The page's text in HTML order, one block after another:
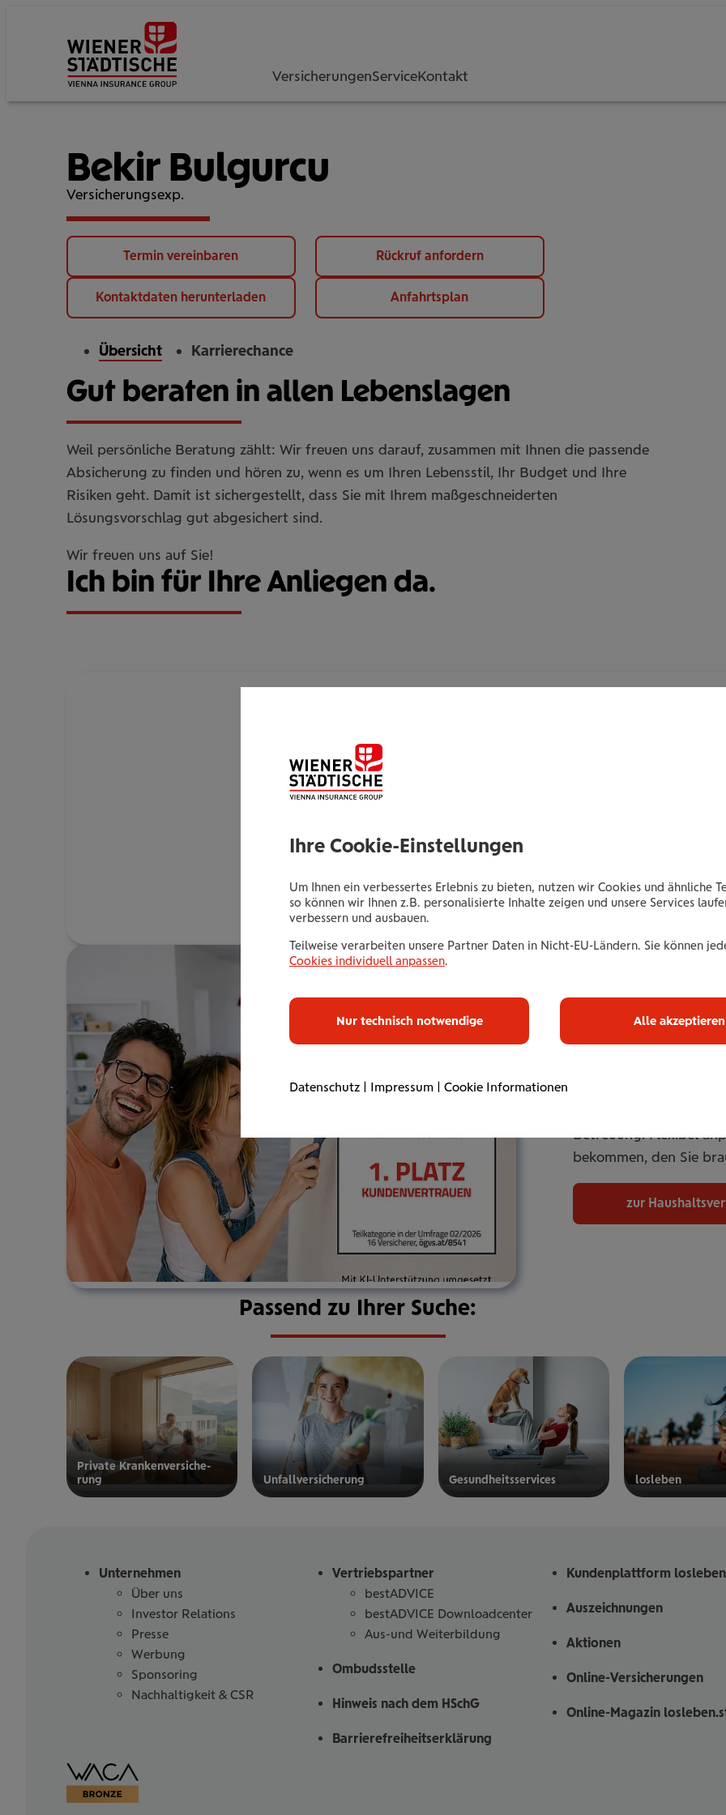
VersicherungenServiceKontakt
Bekir Bulgurcu
Versicherungsexp.
Termin vereinbaren Rückruf anfordern
Kontaktdaten herunterladen Anfahrtsplan
Übersicht Karrierechance
Gut beraten in allen Lebenslagen
Weil persönliche Beratung zählt: Wir freuen uns darauf, zusammen mit Ihnen die passende
Absicherung zu finden und hören zu, wenn es um Ihren Lebensstil, Ihr Budget und Ihre
Risiken geht. Damit ist sichergestellt, dass Sie mit Ihrem maßgeschneiderten
Lösungsvorschlag gut abgesichert sind.
Wir freuen uns auf Sie!
Ich bin für Ihre Anliegen da.
Mobil:+436646013941997
E-Mail:b.bulgurcu@wienerstaedtische.at
Mit unserer
umfassend ab.
Betreuung. Flexibel
bekommen, den Sie
zur
Passend zu Ihrer Suche:
Private Kran­ken­­­ver­si­che­
rung
zur privaten
Unfall­ver­si­che­rung Gesund­heits­ser­vices los­le­ben
Unternehmen
Über uns
Investor Relations
Presse
Werbung
Sponsoring
Nachhaltigkeit & CSR
Vertriebspartner
bestADVICE
bestADVICE Downloadcenter
Aus-und Weiterbildung
Ombudsstelle
Hinweis nach dem HSchG
Barrierefreiheitserklärung
Kundenplattform losleben
Auszeichnungen
Aktionen
Online-Versicherungen
Online-Magazin
Barrierefreiheitserklärung
Ihre Cookie-Einstellungen
Um Ihnen ein verbessertes Erlebnis zu bieten, nutzen wir Cookies und ähnliche
so können wir Ihnen z.B. personalisierte Inhalte zeigen und unsere Services
verbessern und ausbauen.
Teilweise verarbeiten unsere Partner Daten in Nicht-EU-Ländern. Sie können
Cookies individuell anpassen.
Nur technisch notwendige Alle akzeptieren
Datenschutz | Impressum | Cookie Informationen